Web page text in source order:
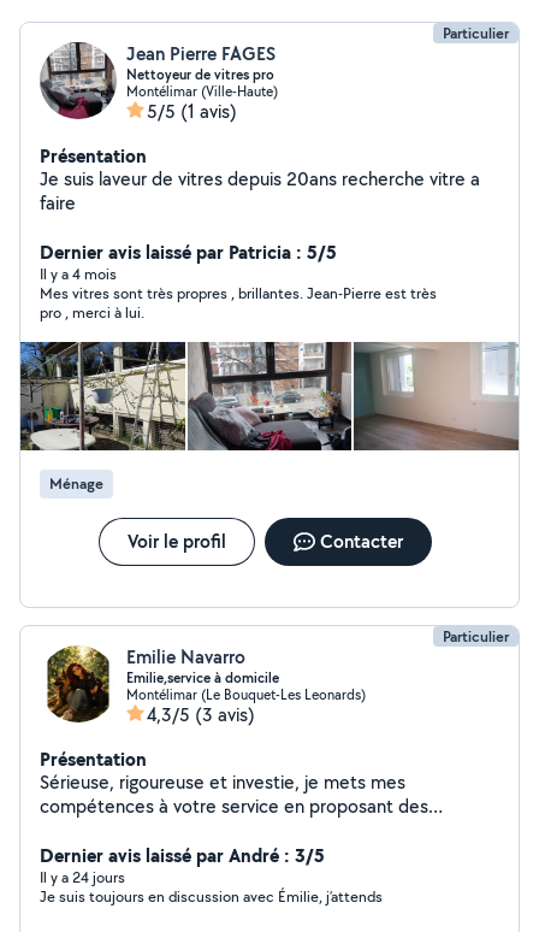
Particulier
Jean Pierre FAGES
Nettoyeur de vitres pro
Montélimar (Ville-Haute)
5/5 (1 avis)
Présentation
Je suis laveur de vitres depuis 20ans recherche vitre a
faire
Dernier avis laissé par Patricia : 5/5
Il y a 4 mois
Mes vitres sont très propres , brillantes. Jean-Pierre est très
pro , merci à lui.
Ménage
Voir le profil Contacter
Particulier
Emilie Navarro
Emilie,service à domicile
Montélimar (Le Bouquet-Les Leonards)
4,3/5 (3 avis)
Présentation
Sérieuse, rigoureuse et investie, je mets mes
compétences à votre service en proposant des
domicile. Titulaire d'un diplôme de maître-chien et
diplômée du **GIPSA** en tant qu'auxiliaire spécialisée
vétérinaire (ASV), j'ai acquis une solide expérience dans
Dernier avis laissé par André : 3/5
Il y a 24 jours
Je suis toujours en discussion avec Émilie, j’attends